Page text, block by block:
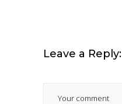
Leave a Reply: